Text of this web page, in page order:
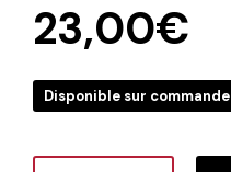
23,00€
Disponible sur commande